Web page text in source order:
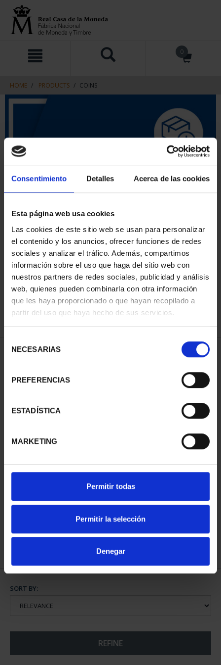
Consentimiento Detalles Acerca de las cookies
Esta página web usa cookies
Las cookies de este sitio web se usan para personalizar
el contenido y los anuncios, ofrecer funciones de redes
sociales y analizar el tráfico. Además, compartimos
información sobre el uso que haga del sitio web con
nuestros partners de redes sociales, publicidad y análisis
web, quienes pueden combinarla con otra información
que les haya proporcionado o que hayan recopilado a
partir del uso que haya hecho de sus servicios.
NECESARIAS
PREFERENCIAS
ESTADÍSTICA
MARKETING
Permitir todas
Permitir la selección
Denegar
navigation
0
HOME PRODUCTS COINS
SORT BY:
REFINE
2 Products found
MARGARITA SALAS
€140.00
PROCLAM. FELIPE VI
€140.00
SORT BY:
REFINE